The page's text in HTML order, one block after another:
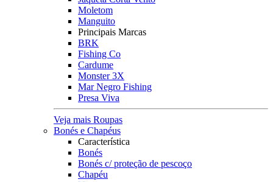
Moletom
Manguito
Principais Marcas
BRK
Fishing Co
Cardume
Monster 3X
Mar Negro Fishing
Presa Viva
Veja mais Roupas
Bonés e Chapéus
Característica
Bonés
Bonés c/ proteção de pescoço
Chapéu